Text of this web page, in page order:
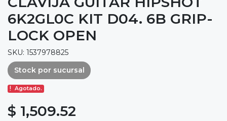
6K2GL0C KIT D04. 6B GRIP-
LOCK OPEN
SKU: 1537978825
Stock por sucursal
Agotado.
$ 1,509.52